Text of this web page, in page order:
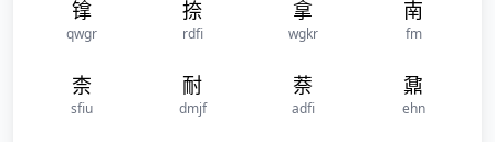
镎
qwgr
捺
rdfi
拿
wgkr
南
fm
柰
sfiu
耐
dmjf
萘
adfi
鼐
ehn